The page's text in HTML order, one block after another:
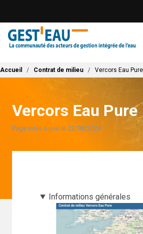
contenu
principal
Fil d'Ariane
Accueil Contrat de milieu Vercors Eau Pure
Vercors Eau Pure
Page mise à jour le 22/08/2024
Informations générales